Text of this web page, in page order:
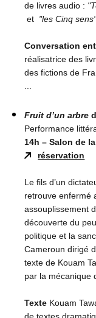
de livres audio :
et "les Cinq sens"
Conversation
réalisatrice des
des fictions de
Fruit d’un arbre
Performance
14h – Salon de
réservation
Le fils d’un
retrouve enfermé
assouplissement
découverte du
politique et la
Cameroun dirigé
texte de Kouam
par la mécanique
Texte Kouam
de textes